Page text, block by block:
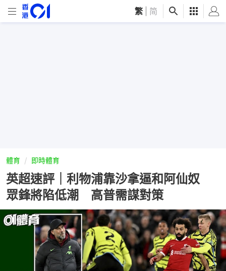
繁 简
體育 即時體育
英超速評｜利物浦靠沙拿逼和阿仙奴
眾鋒將陷低潮 高普需謀對策